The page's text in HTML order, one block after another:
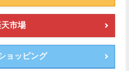
市場
ョッピング